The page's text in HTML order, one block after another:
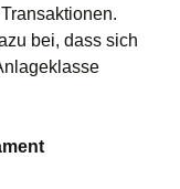
bei, dass sich